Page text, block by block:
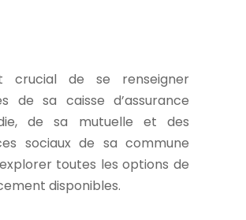
crucial de se renseigner
de sa caisse d’assurance
de sa mutuelle et des
sociaux de sa commune
toutes les options de
disponibles.